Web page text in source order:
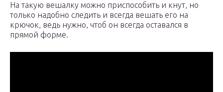
На такую вешалку можно приспособить и кнут, но
только надобно следить и всегда вешать его на
крючок, ведь нужно, чтоб он всегда оставался в
прямой форме.